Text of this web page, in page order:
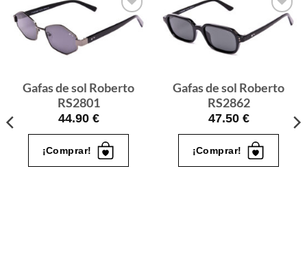
Gafas
de sol
Gafas de sol Roberto
RS2801
44.90 €
¡Comprar!
Gafas
de sol
Gafas de sol Roberto
RS2862
47.50 €
¡Comprar!